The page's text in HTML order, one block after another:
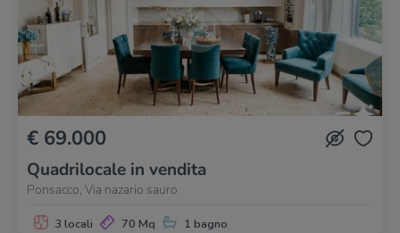
€ 69.000
Quadrilocale in vendita
Ponsacco, Via nazario sauro
3 locali 70 Mq 1 bagno